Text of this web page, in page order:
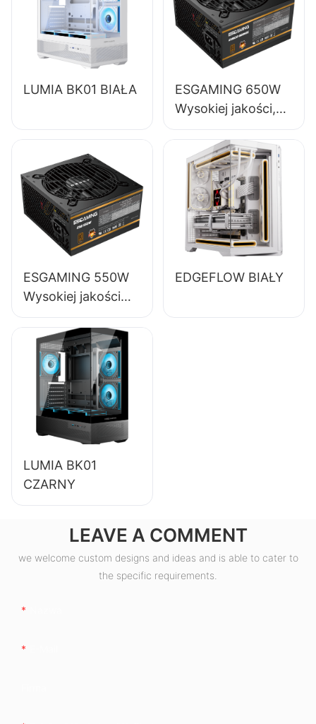
LUMIA BK01 BIAŁA
ESGAMING 650W
Wysokiej jakości,
85% sprawności,
pełnomodułowy
zasilacz do
komputerów
stacjonarnych 80+
Bronze ESB650W
ESGAMING 550W
Wysokiej jakości
zasilacz do
komputerów
stacjonarnych o
sprawności 85%,
80+ Bronze
ESB550W
EDGEFLOW BIAŁY
LUMIA BK01
CZARNY
LEAVE A COMMENT
we welcome custom designs and ideas and is able to cater to
the specific requirements.